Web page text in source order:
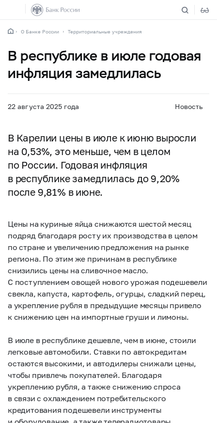
О Банке России Территориальные учреждения
В республике в июле годовая
инфляция замедлилась
22 августа 2025 года Новость
В Карелии цены в июле к июню выросли
на 0,53%, это меньше, чем в целом
по России. Годовая инфляция
в республике замедлилась до 9,20%
после 9,81% в июне.
Цены на куриные яйца снижаются шестой месяц
подряд благодаря росту их производства в целом
по стране и увеличению предложения на рынке
региона. По этим же причинам в республике
снизились цены на сливочное масло.
С поступлением овощей нового урожая подешевели
свекла, капуста, картофель, огурцы, сладкий перец,
а укрепление рубля в предыдущие месяцы привело
к снижению цен на импортные груши и лимоны.
В июле в республике дешевле, чем в июне, стоили
легковые автомобили. Ставки по автокредитам
остаются высокими, и автодилеры снижали цены,
чтобы привлечь покупателей. Благодаря
укреплению рубля, а также снижению спроса
в связи с охлаждением потребительского
кредитования подешевели инструменты